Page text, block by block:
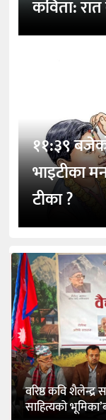
कविता:
११:३९
भाइटीका
टीका ?
वरिष्ठ कवि शैलेन्द्र
साहित्यको